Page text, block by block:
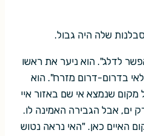
שלה היה גבול.
לדלג". הוא ניער את ראשו
לאי בדרום-דרום מזרח". הוא
שנמצא אי שם באזור איי
ים, אבל הגבירה האמינה לו.
האיים כאן. "האי נראה נטוש